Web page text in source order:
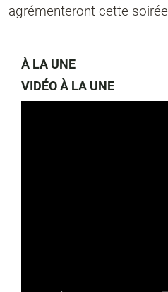
agrémenteront cette soirée
À LA UNE
VIDÉO À LA UNE